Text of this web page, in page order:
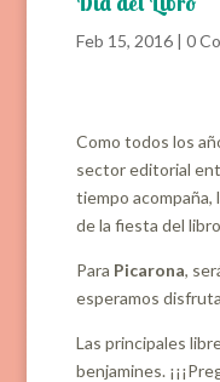
Feb 15, 2016| 0
Como todos los
sector editorial
tiempo acompaña,
de la fiesta del
Para Picarona,
esperamos
Las principales
benjamines.